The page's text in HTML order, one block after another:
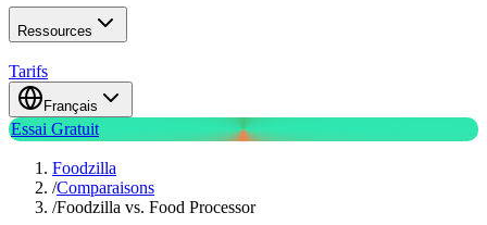
Ressources
Tarifs
Français
Essai Gratuit
Foodzilla
/Comparaisons
/Foodzilla vs. Food Processor